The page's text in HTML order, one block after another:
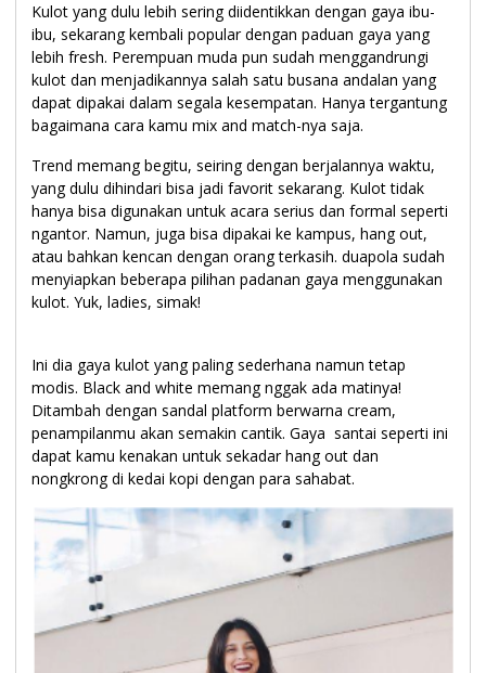
Kulot yang dulu lebih sering diidentikkan dengan gaya ibu-
ibu, sekarang kembali popular dengan paduan gaya yang
lebih fresh. Perempuan muda pun sudah menggandrungi
kulot dan menjadikannya salah satu busana andalan yang
dapat dipakai dalam segala kesempatan. Hanya tergantung
bagaimana cara kamu mix and match-nya saja.
Trend memang begitu, seiring dengan berjalannya waktu,
yang dulu dihindari bisa jadi favorit sekarang. Kulot tidak
hanya bisa digunakan untuk acara serius dan formal seperti
ngantor. Namun, juga bisa dipakai ke kampus, hang out,
atau bahkan kencan dengan orang terkasih. duapola sudah
menyiapkan beberapa pilihan padanan gaya menggunakan
kulot. Yuk, ladies, simak!
Ini dia gaya kulot yang paling sederhana namun tetap
modis. Black and white memang nggak ada matinya!
Ditambah dengan sandal platform berwarna cream,
penampilanmu akan semakin cantik. Gaya santai seperti ini
dapat kamu kenakan untuk sekadar hang out dan
nongkrong di kedai kopi dengan para sahabat.